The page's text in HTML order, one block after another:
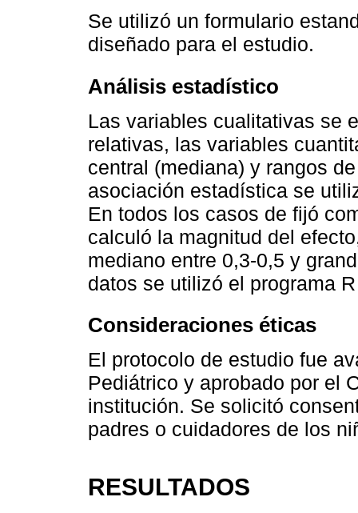
Se utilizó un formulario
diseñado para el estudio.
Análisis estadístico
Las variables cualitativas se
relativas, las variables
central (mediana) y rangos
asociación estadística se
En todos los casos de fijó
calculó la magnitud del
mediano entre 0,3-0,5 y
datos se utilizó el programa
Consideraciones éticas
El protocolo de estudio fue
Pediátrico y aprobado por el
institución. Se solicitó
padres o cuidadores de los
RESULTADOS